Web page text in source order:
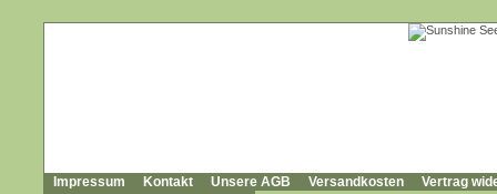
Impressum Kontakt Unsere AGB Versandkosten Vertrag